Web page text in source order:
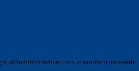
all'indirizzo indicato con le istruzioni necessarie.